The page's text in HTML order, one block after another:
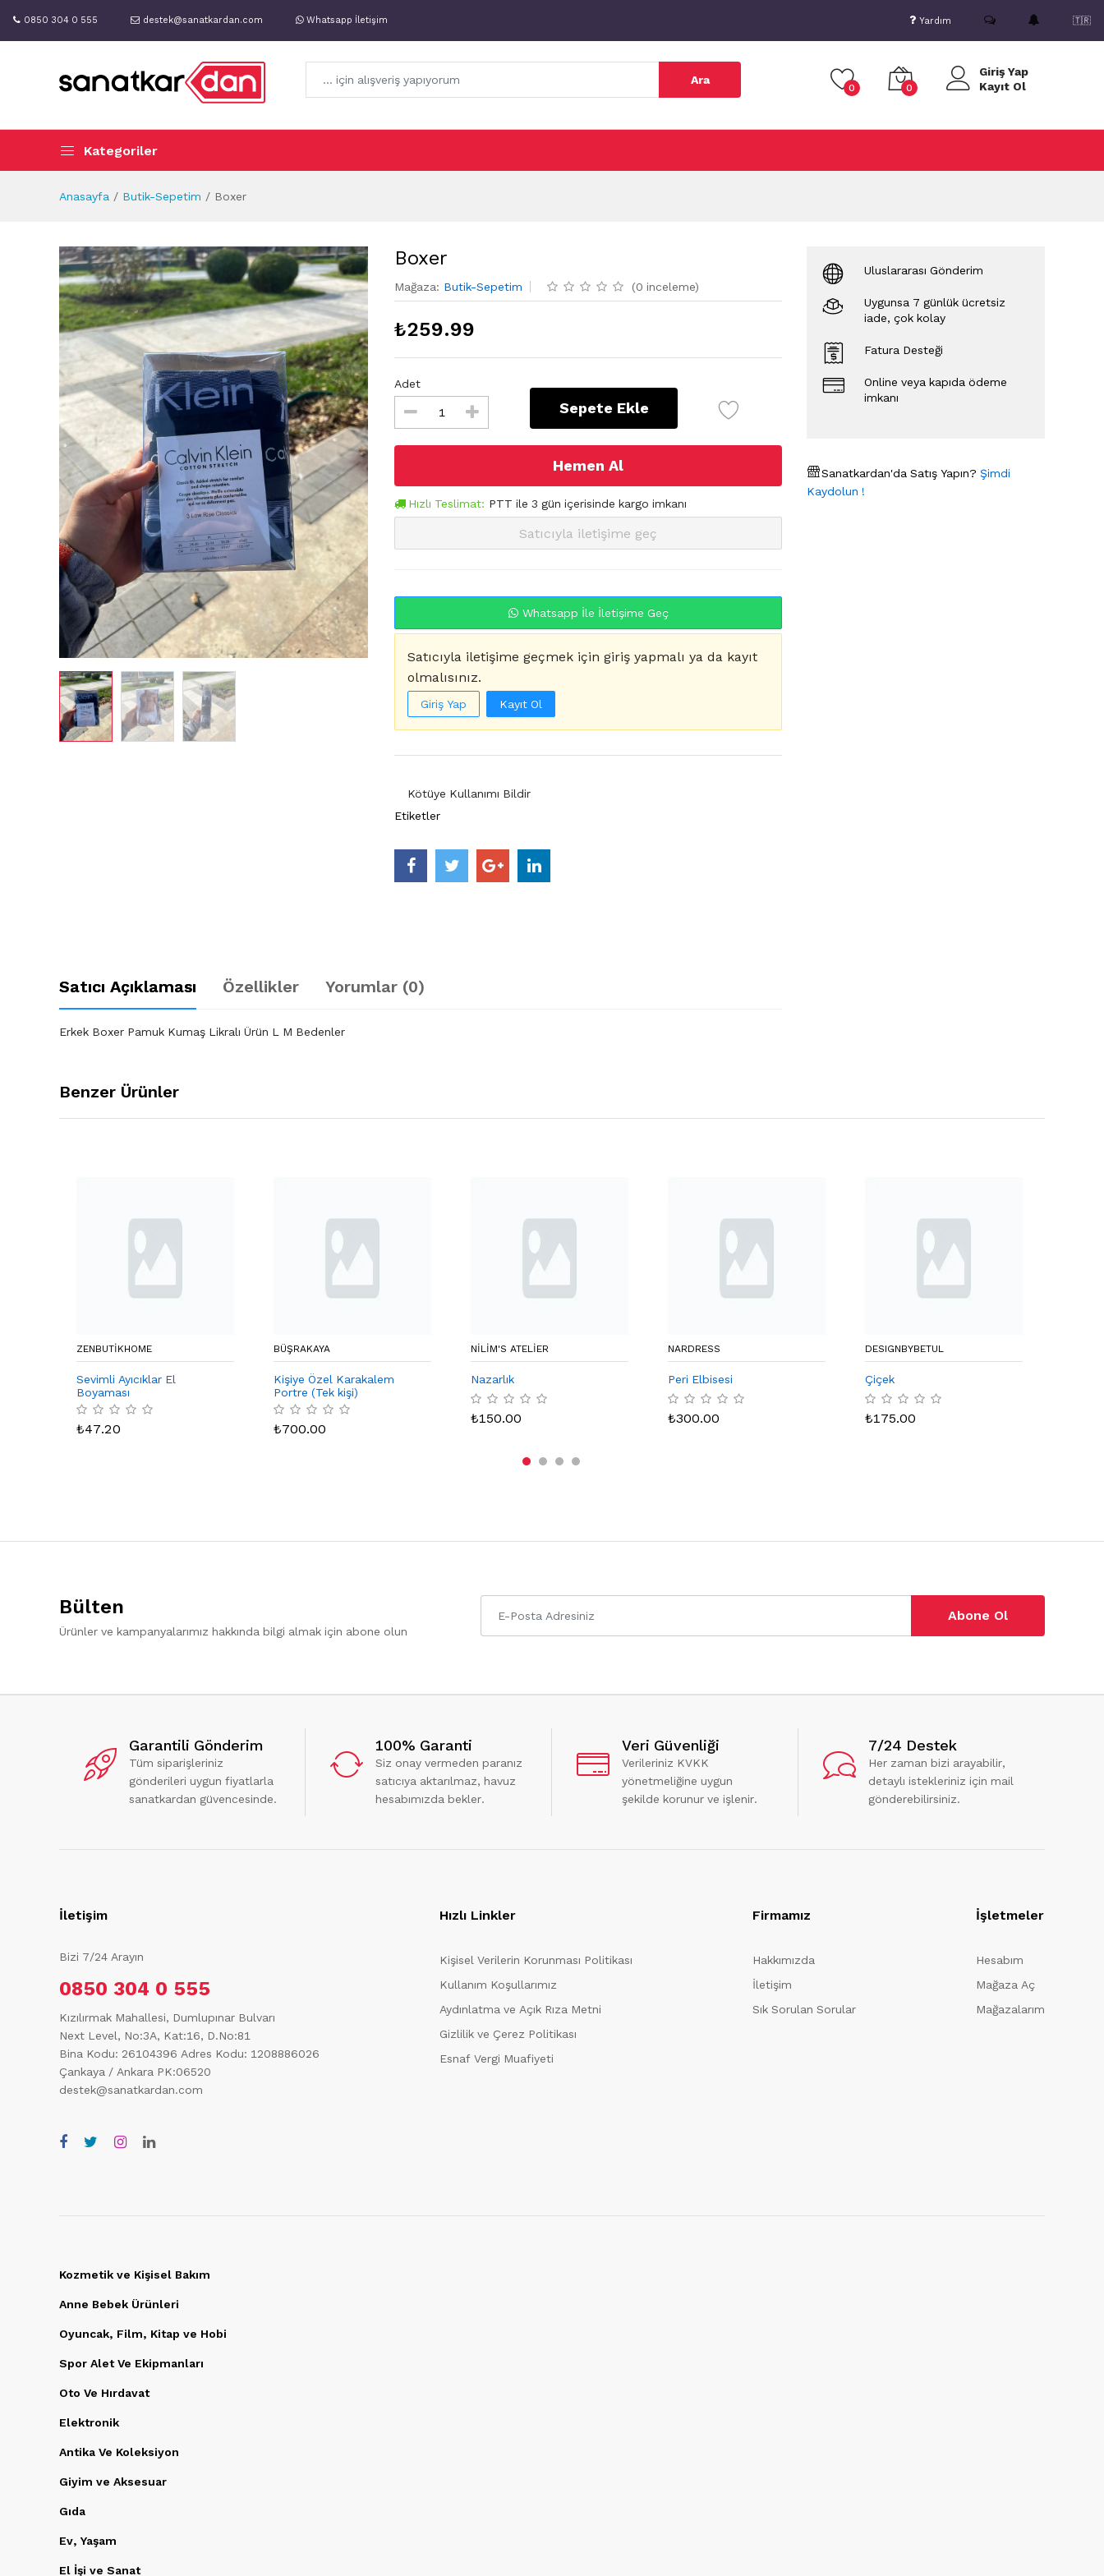
0850 304 0 555 destek@sanatkardan.com Whatsapp İletişim Yardım 🇹🇷
Ara
0 0
Giriş Yap
Kayıt Ol
Kategoriler
Anasayfa Butik-Sepetim Boxer
Boxer
Mağaza: Butik-Sepetim (0 inceleme)
₺259.99
Adet
Sepete Ekle
Hemen Al
Hızlı Teslimat: PTT ile 3 gün içerisinde kargo imkanı
Satıcıyla iletişime geç
Whatsapp İle İletişime Geç
Satıcıyla iletişime geçmek için giriş yapmalı ya da kayıt
olmalısınız.
Giriş Yap Kayıt Ol
Kötüye Kullanımı Bildir
Etiketler
Satıcı Açıklaması Özellikler Yorumlar (0)
Erkek Boxer Pamuk Kumaş Likralı Ürün L M Bedenler
Uluslararası Gönderim
Uygunsa 7 günlük ücretsiz
iade, çok kolay
Fatura Desteği
Online veya kapıda ödeme
imkanı
Sanatkardan'da Satış Yapın? Şimdi
Kaydolun !
Benzer Ürünler
ZENBUTIKHOME
Sevimli Ayıcıklar El
Boyaması
₺47.20
BÜŞRAKAYA
Kişiye Özel Karakalem
Portre (Tek kişi)
₺700.00
NILIM'S ATELIER
Nazarlık
₺150.00
NARDRESS
Peri Elbisesi
₺300.00
DESIGNBYBETUL
Çiçek
₺175.00
Bülten
Ürünler ve kampanyalarımız hakkında bilgi almak için abone olun
Abone Ol
Garantili Gönderim
Tüm siparişleriniz
gönderileri uygun fiyatlarla
sanatkardan güvencesinde.
100% Garanti
Siz onay vermeden paranız
satıcıya aktarılmaz, havuz
hesabımızda bekler.
Veri Güvenliği
Verileriniz KVKK
yönetmeliğine uygun
şekilde korunur ve işlenir.
7/24 Destek
Her zaman bizi arayabilir,
detaylı istekleriniz için mail
gönderebilirsiniz.
İletişim
Bizi 7/24 Arayın
0850 304 0 555
Kızılırmak Mahallesi, Dumlupınar Bulvarı
Next Level, No:3A, Kat:16, D.No:81
Bina Kodu: 26104396 Adres Kodu: 1208886026
Çankaya / Ankara PK:06520
destek@sanatkardan.com
Hızlı Linkler
Kişisel Verilerin Korunması Politikası
Kullanım Koşullarımız
Aydınlatma ve Açık Rıza Metni
Gizlilik ve Çerez Politikası
Esnaf Vergi Muafiyeti
Firmamız
Hakkımızda
İletişim
Sık Sorulan Sorular
İşletmeler
Hesabım
Mağaza Aç
Mağazalarım
Kozmetik ve Kişisel Bakım
Anne Bebek Ürünleri
Oyuncak, Film, Kitap ve Hobi
Spor Alet Ve Ekipmanları
Oto Ve Hırdavat
Elektronik
Antika Ve Koleksiyon
Giyim ve Aksesuar
Gıda
Ev, Yaşam
El İşi ve Sanat